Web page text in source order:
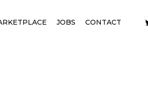
JOBS CONTACT